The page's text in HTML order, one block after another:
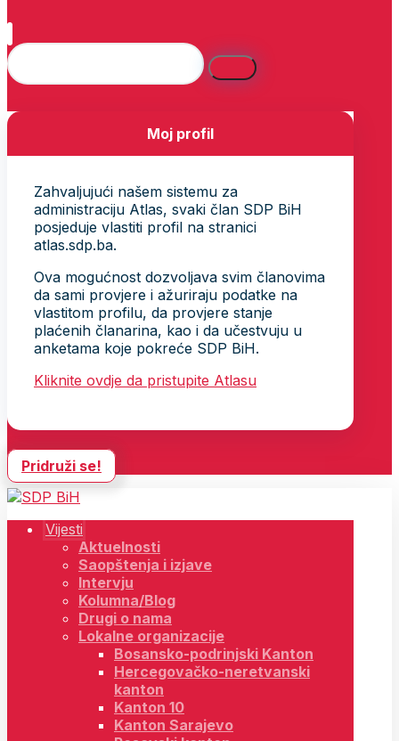
Moj profil
Zahvaljujući našem sistemu za
administraciju Atlas, svaki član SDP BiH
posjeduje vlastiti profil na stranici
atlas.sdp.ba.
Ova mogućnost dozvoljava svim članovima
da sami provjere i ažuriraju podatke na
vlastitom profilu, da provjere stanje
plaćenih članarina, kao i da učestvuju u
anketama koje pokreće SDP BiH.
Kliknite ovdje da pristupite Atlasu
Pridruži se!
Vijesti
Aktuelnosti
Saopštenja i izjave
Intervju
Kolumna/Blog
Drugi o nama
Lokalne organizacije
Bosansko-podrinjski Kanton
Hercegovačko-neretvanski
kanton
Kanton 10
Kanton Sarajevo